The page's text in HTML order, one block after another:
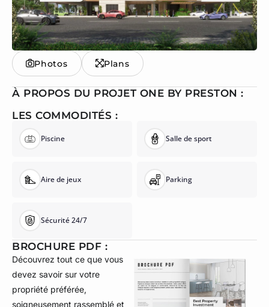
Photos Plans
À PROPOS DU PROJET ONE BY PRESTON :
LES COMMODITÉS :
Piscine Salle de sport
Aire de jeux Parking
Sécurité 24/7
BROCHURE PDF :
Découvrez tout ce que vous
devez savoir sur votre
propriété préférée,
soigneusement rassemblé et